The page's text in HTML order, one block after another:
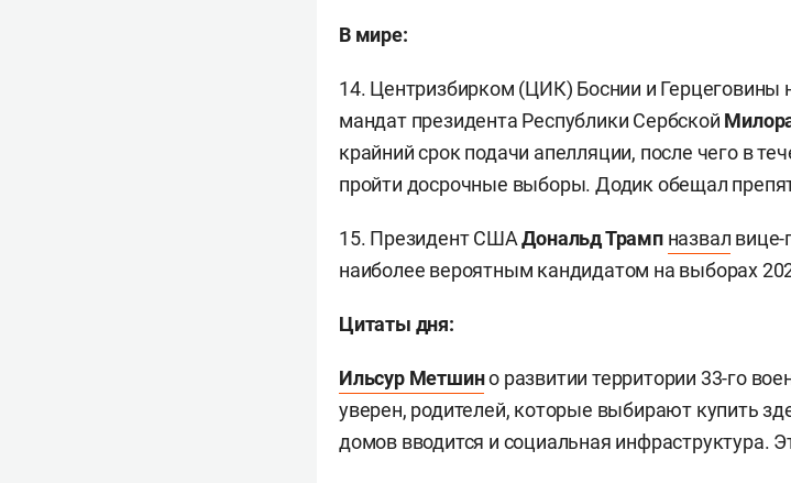
В мире:
14. Центризбирком (ЦИК) Боснии и Герцеговины
мандат президента Республики Сербской
крайний срок подачи апелляции, после чего в
пройти досрочные выборы. Додик обещал
15. Президент СШАДональд Трамп назвал
наиболее вероятным кандидатом на выборах
Цитаты дня:
Ильсур Метшино развитии территории 33-го
уверен, родителей, которые выбирают купить
домов вводится и социальная инфраструктура.